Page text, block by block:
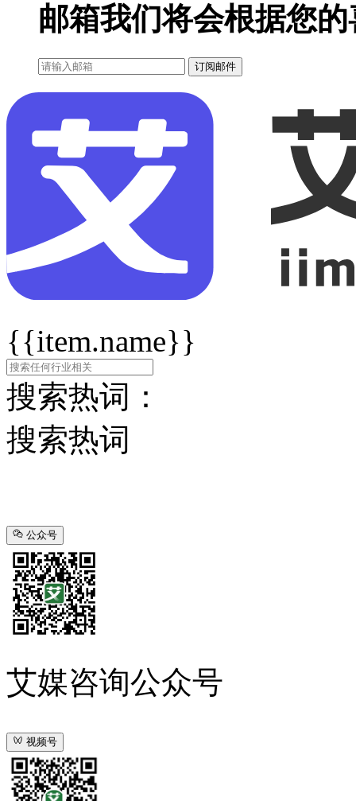
邮箱我们将会根据您
订阅邮件
{{item.name}}
搜索热词：
搜索热词
公众号
艾媒咨询公众号
视频号